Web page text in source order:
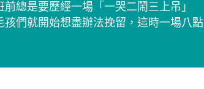
總是要歷經一場「一哭二鬧三上吊」
們就開始想盡辦法挽留，這時一場八點